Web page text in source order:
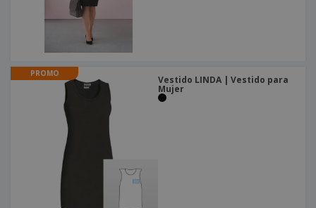
PROMO
Vestido LINDA | Vestido para
Mujer